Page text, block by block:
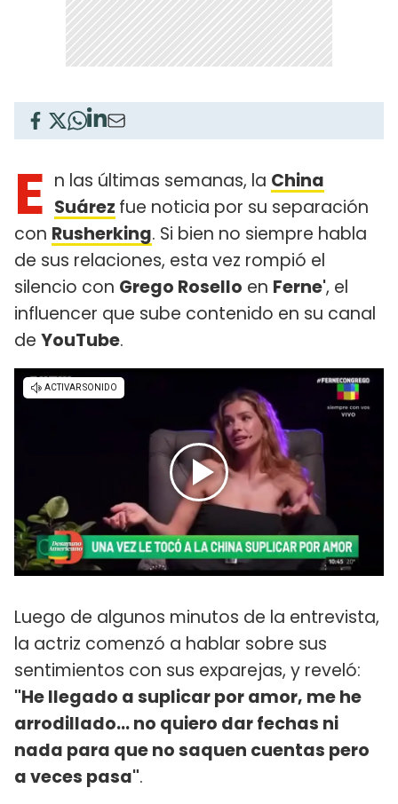
E n las últimas semanas, la China
Suárez fue noticia por su separación
con Rusherking. Si bien no siempre habla
de sus relaciones, esta vez rompió el
silencio con Grego Rosello en Ferne', el
influencer que sube contenido en su canal
de YouTube.
Luego de algunos minutos de la entrevista,
la actriz comenzó a hablar sobre sus
sentimientos con sus exparejas, y reveló:
"He llegado a suplicar por amor, me he
arrodillado... no quiero dar fechas ni
nada para que no saquen cuentas pero
a veces pasa".